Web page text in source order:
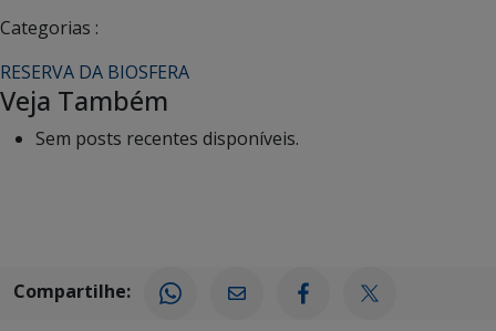
Categorias :
RESERVA DA BIOSFERA
Veja Também
Sem posts recentes disponíveis.
Compartilhe: